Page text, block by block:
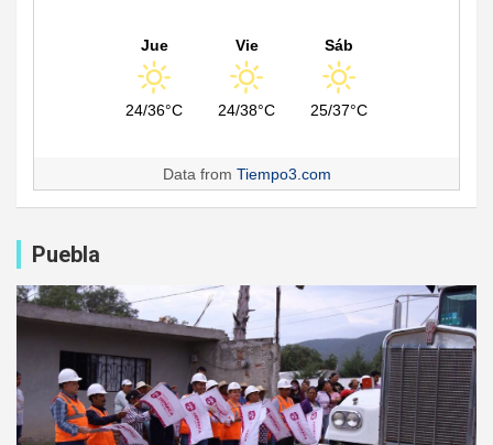
Jue
24/36°C
Vie
24/38°C
Sáb
25/37°C
Data from Tiempo3.com
Puebla